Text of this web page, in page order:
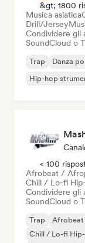
&gt; 1800
Musica asiatica
Drill/Jersey
Condividere gli
SoundCloud o
Trap Danza
Hip-hop
< 100
Afrobeat /
Chill / Lo-fi
Condividere gli
SoundCloud o
Trap
Chill / Lo-fi